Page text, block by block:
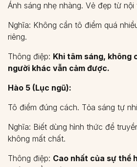
Ánh sáng nhẹ nhàng. Vẻ đẹp từ nội
Nghĩa: Không cần tô điểm quá
riêng.
Thông điệp: Khi tâm sáng, không
người khác vẫn cảm được.
Hào 5 (Lục ngũ):
Tô điểm đúng cách. Tỏa sáng tự
Nghĩa: Biết dùng hình thức để
không mất chất.
Thông điệp: Cao nhất của sự thể